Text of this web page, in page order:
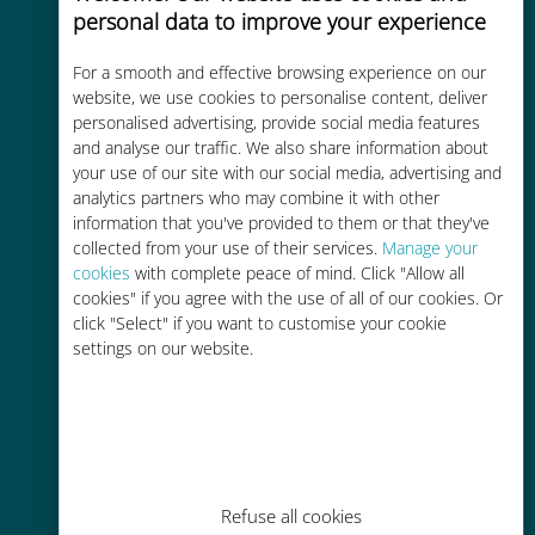
personal data to improve your experience
For a smooth and effective browsing experience on our
website, we use cookies to personalise content, deliver
personalised advertising, provide social media features
and analyse our traffic. We also share information about
your use of our site with our social media, advertising and
analytics partners who may combine it with other
information that you've provided to them or that they've
collected from your use of their services. Manage your
cookies with complete peace of mind. Click "Allow all
cookies" if you agree with the use of all of our cookies. Or
click "Select" if you want to customise your cookie
settings on our website.
Refuse all cookies
Kosteneffectief
Tot 90% goedkoper dan
roamingkosten bij je huidige
provider